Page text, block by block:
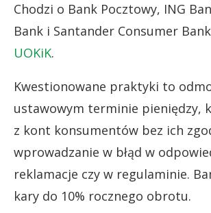
Chodzi o Bank Pocztowy, ING
Bank i Santander Consumer
UOKiK.
Kwestionowane praktyki to
ustawowym terminie pieniędzy,
z kont konsumentów bez ich
wprowadzanie w błąd w
reklamacje czy w regulaminie.
kary do 10% rocznego obrotu.